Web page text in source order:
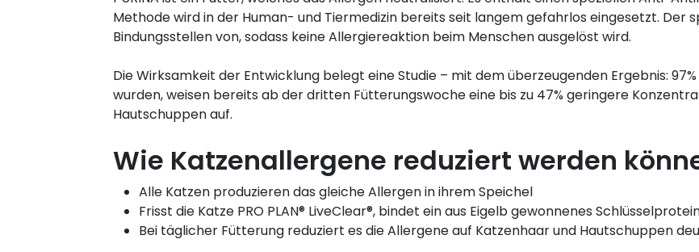
Methode wird in der Human- und Tiermedizin bereits seit langem gefahrlos eingesetzt. Der
Bindungsstellen von, sodass keine Allergiereaktion beim Menschen ausgelöst wird.
Die Wirksamkeit der Entwicklung belegt eine Studie – mit dem überzeugenden Ergebnis:
wurden, weisen bereits ab der dritten Fütterungswoche eine bis zu 47% geringere
Hautschuppen auf.
Wie Katzenallergene reduziert werden
Alle Katzen produzieren das gleiche Allergen in ihrem Speichel
Frisst die Katze PRO PLAN® LiveClear®, bindet ein aus Eigelb gewonnenes
Bei täglicher Fütterung reduziert es die Allergene auf Katzenhaar und Hautschuppen